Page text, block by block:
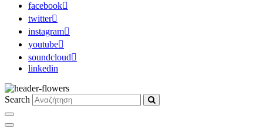
facebook
twitter
instagram
youtube
soundcloud
linkedin
Search